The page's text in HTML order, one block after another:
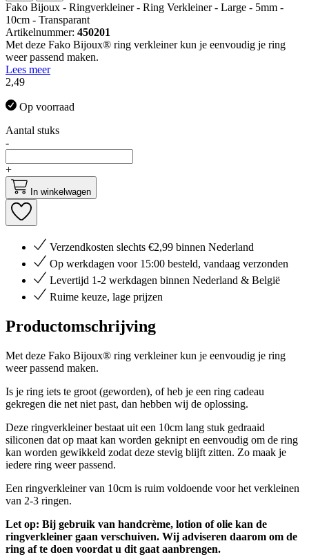
Fako Bijoux - Ringverkleiner - Ring Verkleiner - Large - 5mm -
10cm - Transparant
Artikelnummer: 450201
Met deze Fako Bijoux® ring verkleiner kun je eenvoudig je ring
weer passend maken.
Lees meer
2,49
Op voorraad
Aantal stuks
-
+
In winkelwagen
Verzendkosten slechts €2,99 binnen Nederland
Op werkdagen voor 15:00 besteld, vandaag verzonden
Levertijd 1-2 werkdagen binnen Nederland & België
Ruime keuze, lage prijzen
Productomschrijving
Met deze Fako Bijoux® ring verkleiner kun je eenvoudig je ring
weer passend maken.
Is je ring iets te groot (geworden), of heb je een ring cadeau
gekregen die net niet past, dan hebben wij de oplossing.
Deze ringverkleiner bestaat uit een 10cm lang stuk gedraaid
siliconen dat op maat kan worden geknipt en eenvoudig om de ring
kan worden gewikkeld zodat deze stevig blijft zitten. Zo maak je
iedere ring weer passend.
Een ringverkleiner van 10cm is ruim voldoende voor het verkleinen
van 2-3 ringen.
Let op: Bij gebruik van handcrème, lotion of olie kan de
ringverkleiner gaan verschuiven. Wij adviseren daarom om de
ring af te doen voordat u dit gaat aanbrengen.